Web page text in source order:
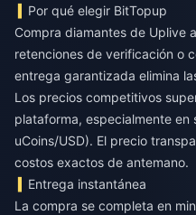
Por qué elegir BitTopup
Compra diamantes de Uplive
retenciones de verificación o
entrega garantizada elimina
Los precios competitivos
plataforma, especialmente en
uCoins/USD). El precio
costos exactos de antemano.
Entrega instantánea
La compra se completa en